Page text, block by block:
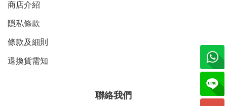
商店介紹
隱私條款
條款及細則
退換貨需知
聯絡我們